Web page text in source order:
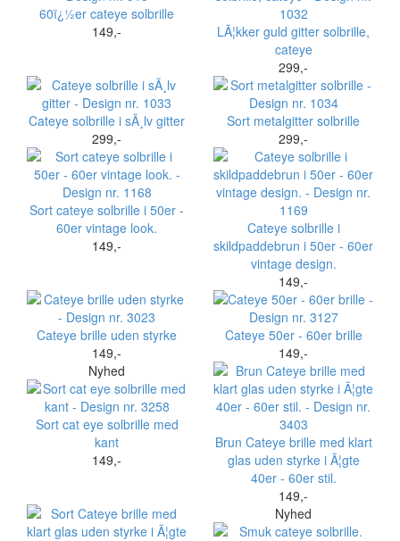
60ï¿½er cateye solbrille
149,-
LÃ¦kker guld gitter solbrille,
cateye
299,-
Cateye solbrille i sÃ¸lv gitter
299,-
Sort metalgitter solbrille
299,-
Sort cateye solbrille i 50er -
60er vintage look.
149,-
Cateye solbrille i
skildpaddebrun i 50er - 60er
vintage design.
149,-
Cateye brille uden styrke
149,-
Cateye 50er - 60er brille
149,-
Nyhed
Sort cat eye solbrille med
kant
149,-
Brun Cateye brille med klart
glas uden styrke i Ã¦gte
40er - 60er stil.
149,-
Nyhed